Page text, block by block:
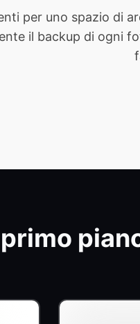
per uno spazio di
il backup di ogni